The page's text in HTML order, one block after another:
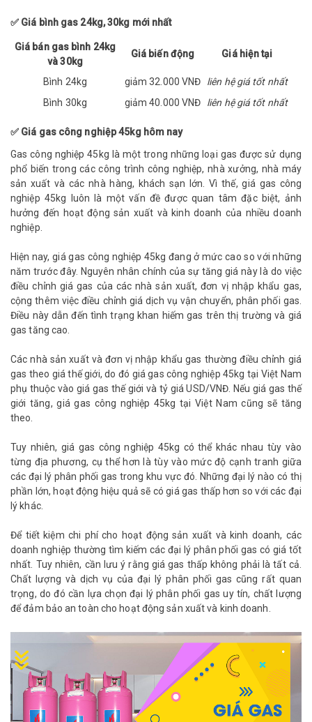
✅ Giá bình gas 24kg, 30kg mới nhất
Giá bán gas bình 24kg
và 30kg
Giá biến động Giá hiện tại
Bình 24kg giảm 32.000 VNĐ
liên hệ giá tốt nhất
Bình 30kg
giảm 40.000 VNĐ liên hệ giá tốt nhất
✅ Giá gas công nghiệp 45kg hôm nay
Gas công nghiệp 45kg là một trong những loại gas được sử dụng
phổ biến trong các công trình công nghiệp, nhà xưởng, nhà máy
sản xuất và các nhà hàng, khách sạn lớn. Vì thế, giá gas công
nghiệp 45kg luôn là một vấn đề được quan tâm đặc biệt, ảnh
hưởng đến hoạt động sản xuất và kinh doanh của nhiều doanh
nghiệp.
Hiện nay, giá gas công nghiệp 45kg đang ở mức cao so với những
năm trước đây. Nguyên nhân chính của sự tăng giá này là do việc
điều chỉnh giá gas của các nhà sản xuất, đơn vị nhập khẩu gas,
cộng thêm việc điều chỉnh giá dịch vụ vận chuyển, phân phối gas.
Điều này dẫn đến tình trạng khan hiếm gas trên thị trường và giá
gas tăng cao.
Các nhà sản xuất và đơn vị nhập khẩu gas thường điều chỉnh giá
gas theo giá thế giới, do đó giá gas công nghiệp 45kg tại Việt Nam
phụ thuộc vào giá gas thế giới và tỷ giá USD/VNĐ. Nếu giá gas thế
giới tăng, giá gas công nghiệp 45kg tại Việt Nam cũng sẽ tăng
theo.
Tuy nhiên, giá gas công nghiệp 45kg có thể khác nhau tùy vào
từng địa phương, cụ thể hơn là tùy vào mức độ cạnh tranh giữa
các đại lý phân phối gas trong khu vực đó. Những đại lý nào có thị
phần lớn, hoạt động hiệu quả sẽ có giá gas thấp hơn so với các đại
lý khác.
Để tiết kiệm chi phí cho hoạt động sản xuất và kinh doanh, các
doanh nghiệp thường tìm kiếm các đại lý phân phối gas có giá tốt
nhất. Tuy nhiên, cần lưu ý rằng giá gas thấp không phải là tất cả.
Chất lượng và dịch vụ của đại lý phân phối gas cũng rất quan
trọng, do đó cần lựa chọn đại lý phân phối gas uy tín, chất lượng
để đảm bảo an toàn cho hoạt động sản xuất và kinh doanh.